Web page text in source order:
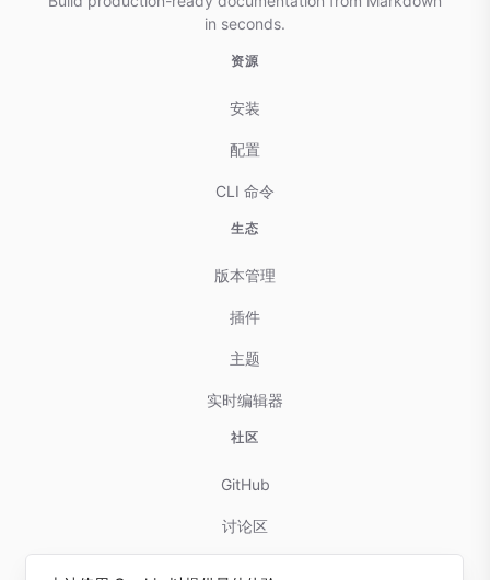
in seconds.
资源
安装
配置
CLI 命令
生态
版本管理
插件
主题
实时编辑器
社区
GitHub
讨论区